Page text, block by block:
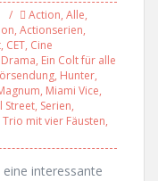
Action, Alle,
, Actionserien,
, CET, Cine
Drama, Ein Colt für alle
, Hunter,
, Miami Vice,
Street, Serien,
Trio mit vier Fäusten,
interessante